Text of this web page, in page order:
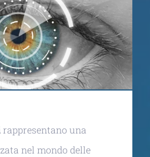
rappresentano una
nel mondo delle